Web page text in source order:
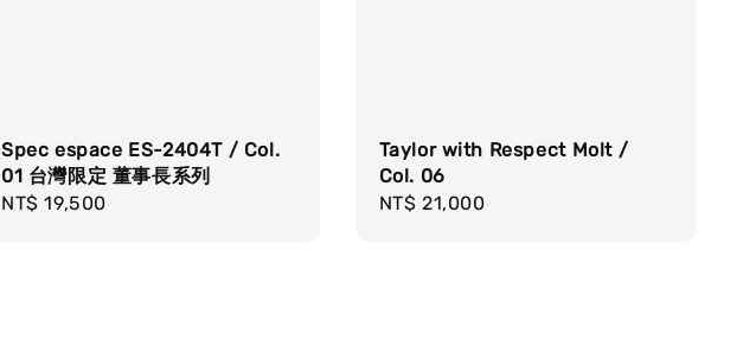
Spec espace ES-2404T / Col.
01 台灣限定 董事長系列
Regular
NT$ 19,500
Taylor with Respect Molt /
Col. 06
Regular
NT$ 21,000